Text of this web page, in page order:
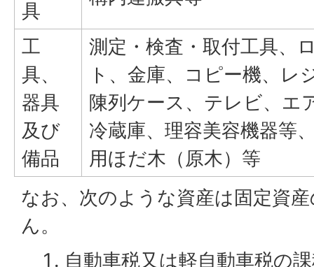
具
工
具、
器具
及び
備品
測定・検査・取付工具、
ト、金庫、コピー機、レ
陳列ケース、テレビ、エ
冷蔵庫、理容美容機器等
用ほだ木（原木）等
なお、次のような資産は固定資
ん。
自動車税又は軽自動車税の